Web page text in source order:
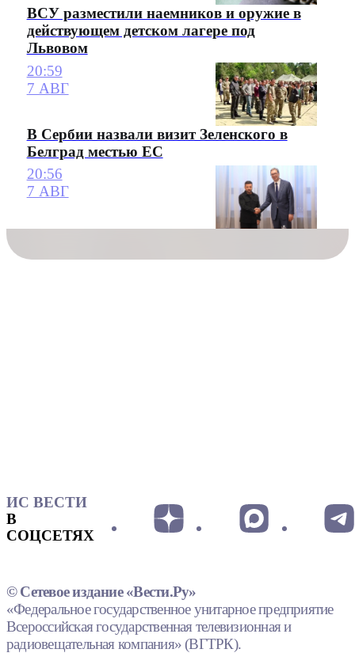
ВСУ разместили наемников и оружие в
действующем детском лагере под
Львовом
20:59
7 АВГ
В Сербии назвали визит Зеленского в
Белград местью ЕС
20:56
7 АВГ
ИС ВЕСТИ
В
СОЦСЕТЯХ
© Сетевое издание «Вести.Ру»
«Федеральное государственное унитарное предприятие
Всероссийская государственная телевизионная и
радиовещательная компания» (ВГТРК).